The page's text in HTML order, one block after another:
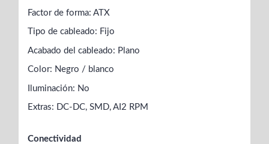
Factor de forma: ATX
Tipo de cableado: Fijo
Acabado del cableado: Plano
Color: Negro / blanco
Iluminación: No
Extras: DC-DC, SMD, AI2 RPM
Conectividad